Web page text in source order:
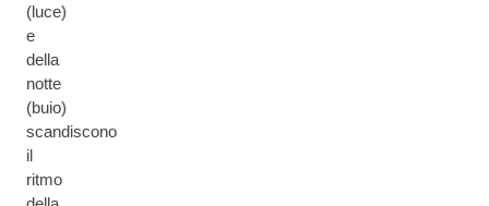
(luce)
e
della
notte
(buio)
scandiscono
il
ritmo